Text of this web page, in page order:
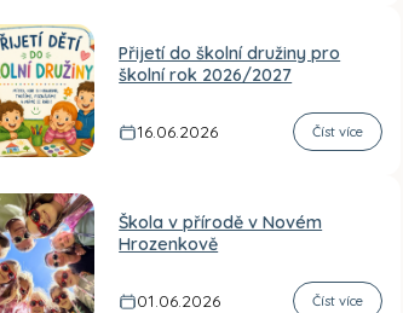
Přijetí do školní družiny pro
školní rok 2026/2027
16.06.2026 Číst více
Škola v přírodě v Novém
Hrozenkově
01.06.2026 Číst více